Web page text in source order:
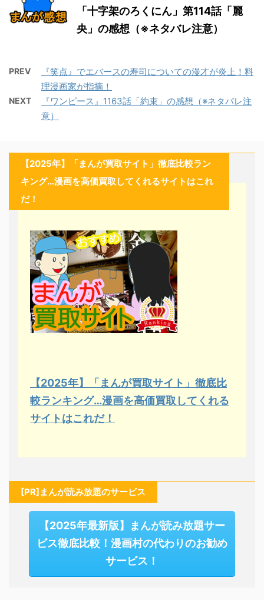
「十字架のろくにん」第114話「麗
央」の感想（※ネタバレ注意）
PREV
『笑点』でエバースの寿司についての漫才が炎上！料
理漫画家が指摘！
NEXT
『ワンピース』1163話「約束」の感想（※ネタバレ注
意）
【2025年】「まんが買取サイト」徹底比較ラン
キング…漫画を高価買取してくれるサイトはこれ
だ！
【2025年】「まんが買取サイト」徹底比
較ランキング…漫画を高価買取してくれる
サイトはこれだ！
[PR]まんが読み放題のサービス
【2025年最新版】まんが読み放題サー
ビス徹底比較！漫画村の代わりのお勧め
サービス！